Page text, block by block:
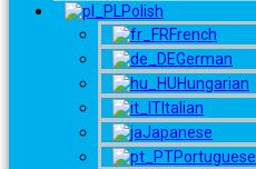
Polish
French
German
Hungarian
Italian
Japanese
Portuguese